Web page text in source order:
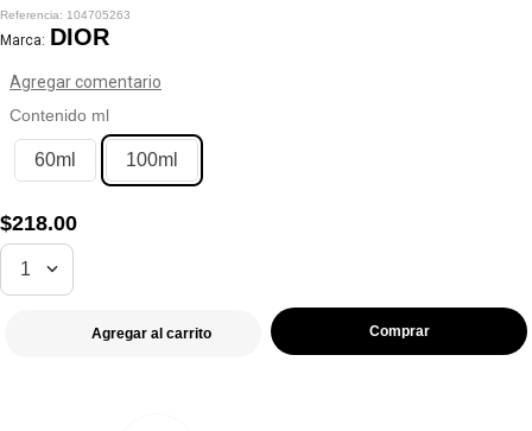
104705263
Marca: DIOR
Agregar comentario
Contenido ml
100ml
60ml
$218.00
1
Agregar al carrito